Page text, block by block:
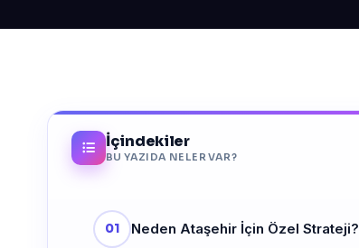
İçindekiler
BU YAZIDA NELER VAR?
Neden Ataşehir İçin Özel Strateji?